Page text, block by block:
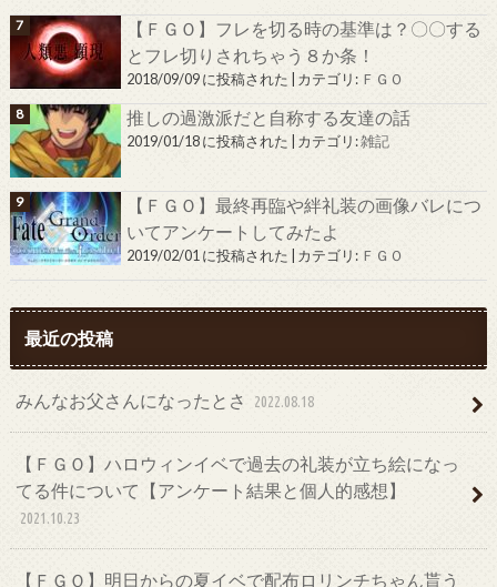
【ＦＧＯ】フレを切る時の基準は？〇〇する
とフレ切りされちゃう８か条！
2018/09/09 に投稿された カテゴリ: ＦＧＯ
推しの過激派だと自称する友達の話
2019/01/18 に投稿された カテゴリ:雑記
【ＦＧＯ】最終再臨や絆礼装の画像バレにつ
いてアンケートしてみたよ
2019/02/01 に投稿された カテゴリ: ＦＧＯ
最近の投稿
みんなお父さんになったとさ 2022.08.18
【ＦＧＯ】ハロウィンイベで過去の礼装が立ち絵になっ
てる件について【アンケート結果と個人的感想】
2021.10.23
【ＦＧＯ】明日からの夏イベで配布ロリンチちゃん貰う